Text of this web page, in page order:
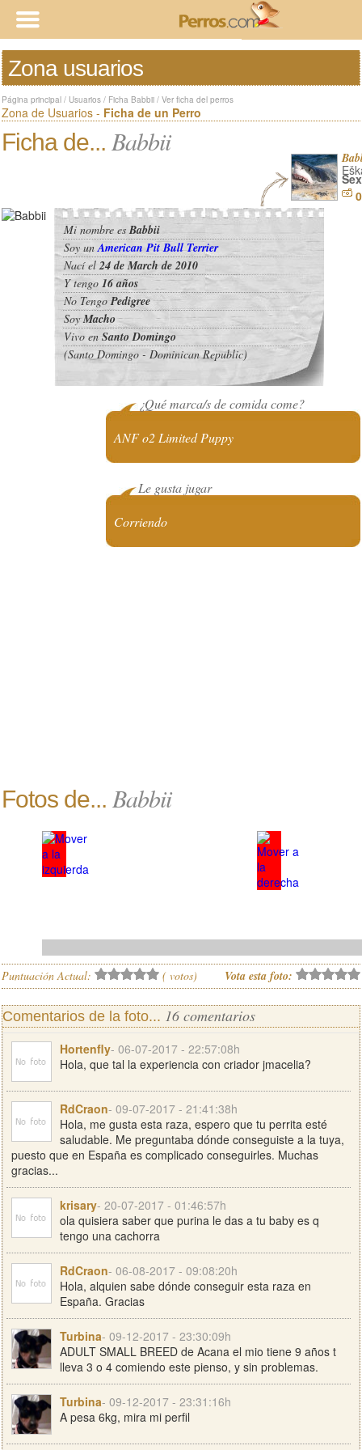
Zona usuarios
Página principal / Usuarios / Ficha Babbii / Ver ficha del perros
Zona de Usuarios - Ficha de un Perro
Ficha de... Babbii
Mi nombre esBabbii
Soy unAmerican Pit Bull Terrier
Nací el24 de March de 2010
Y tengo 16 años
No TengoPedigree
SoyMacho
Vivo enSanto Domingo
(Santo Domingo - Dominican Republic)
¿Qué marca/s de comida come?
ANF o2 Limited Puppy
Le gusta jugar
Corriendo
Fotos de... Babbii
Puntuación Actual: ( votos) Vota esta foto:
Comentarios de la foto... 16 comentarios
Hortenfly- 06-07-2017 - 22:57:08h
Hola, que tal la experiencia con criador jmacelia?
RdCraon- 09-07-2017 - 21:41:38h
Hola, me gusta esta raza, espero que tu perrita esté
saludable. Me preguntaba dónde conseguiste a la tuya,
puesto que en España es complicado conseguirles. Muchas
gracias...
krisary- 20-07-2017 - 01:46:57h
ola quisiera saber que purina le das a tu baby es q
tengo una cachorra
RdCraon- 06-08-2017 - 09:08:20h
Hola, alquien sabe dónde conseguir esta raza en
España. Gracias
Turbina- 09-12-2017 - 23:30:09h
ADULT SMALL BREED de Acana el mio tiene 9 años t
lleva 3 o 4 comiendo este pienso, y sin problemas.
Turbina- 09-12-2017 - 23:31:16h
A pesa 6kg, mira mi perfil